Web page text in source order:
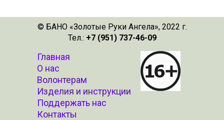
© БАНО «Золотые Руки Ангела», 2022 г.
Тел.: +7 (951) 737-46-09
Главная
О нас
Волонтерам
Изделия и инструкции
Поддержать нас
Контакты